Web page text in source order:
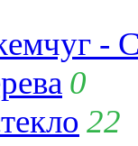
-
0
22